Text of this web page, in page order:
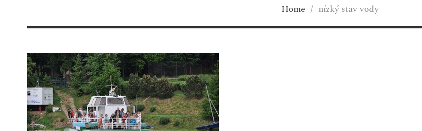
Home / nízký stav vody